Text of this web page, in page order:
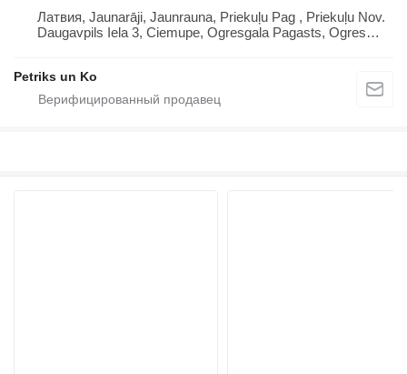
Латвия, Jaunarāji, Jaunrauna, Priekuļu Pag , Priekuļu Nov.
Daugavpils Iela 3, Ciemupe, Ogresgala Pagasts, Ogres
Petriks un Ko